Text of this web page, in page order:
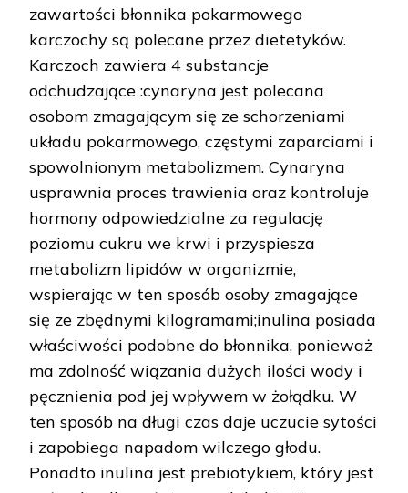
zawartości błonnika pokarmowego
karczochy są polecane przez dietetyków.
Karczoch zawiera 4 substancje
odchudzające :cynaryna jest polecana
osobom zmagającym się ze schorzeniami
układu pokarmowego, częstymi zaparciami i
spowolnionym metabolizmem. Cynaryna
usprawnia proces trawienia oraz kontroluje
hormony odpowiedzialne za regulację
poziomu cukru we krwi i przyspiesza
metabolizm lipidów w organizmie,
wspierając w ten sposób osoby zmagające
się ze zbędnymi kilogramami;inulina posiada
właściwości podobne do błonnika, ponieważ
ma zdolność wiązania dużych ilości wody i
pęcznienia pod jej wpływem w żołądku. W
ten sposób na długi czas daje uczucie sytości
i zapobiega napadom wilczego głodu.
Ponadto inulina jest prebiotykiem, który jest